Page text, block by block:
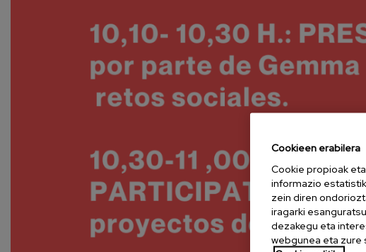
Cookieen erabilera
Cookie propioak
informazio
zein diren
iragarki
dezakegu eta
webgunea eta zure